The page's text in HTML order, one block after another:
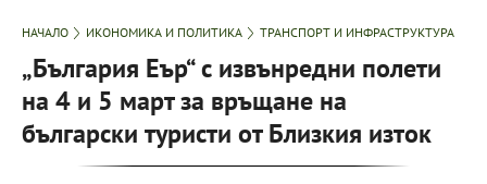
НАЧАЛО ИКОНОМИКА И ПОЛИТИКА ТРАНСПОРТ И ИНФРАСТРУКТУРА
„България Еър“ с извънредни полети
на 4 и 5 март за връщане на
български туристи от Близкия изток